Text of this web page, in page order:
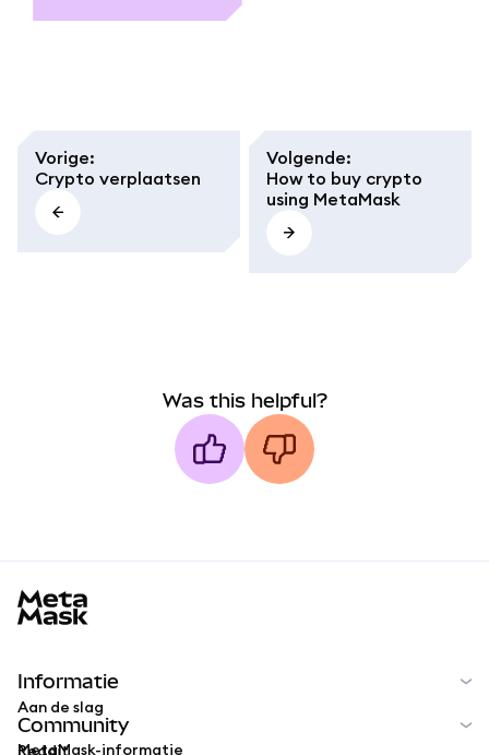
buying crypto in
Vorige:
Crypto verplaatsen
Volgende:
How to buy crypto
using MetaMask
Was this helpful?
Informatie
Aan de slag
MetaMask-informatie
Community
Reddit